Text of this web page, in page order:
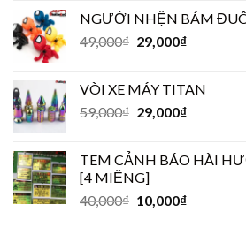
NGƯỜI NHỆN BÁM
49,000₫ 29,000₫
VÒI XE MÁY TITAN
59,000₫ 29,000₫
TEM CẢNH BÁO HÀI
[4 MIẾNG]
40,000₫ 10,000₫